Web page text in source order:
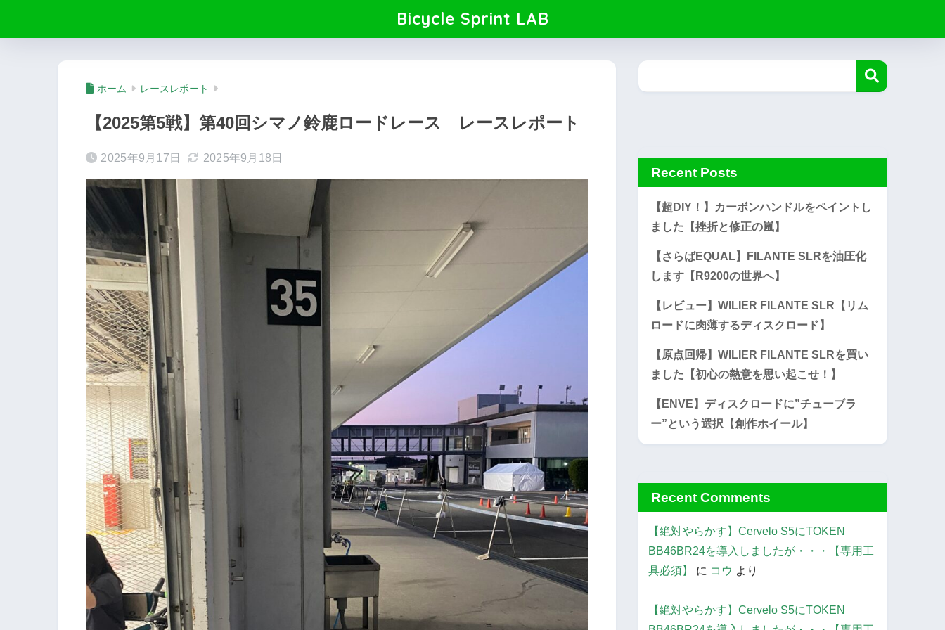
Bicycle Sprint LAB
ホーム レースレポート
【2025第5戦】第40回シマノ鈴鹿ロードレース レースレポート
2025年9月17日 2025年9月18日
Recent Posts
【超DIY！】カーボンハンドルをペイントし
ました【挫折と修正の嵐】
【さらばEQUAL】FILANTE SLRを油圧化
します【R9200の世界へ】
【レビュー】WILIER FILANTE SLR【リム
ロードに肉薄するディスクロード】
【原点回帰】WILIER FILANTE SLRを買い
ました【初心の熱意を思い起こせ！】
【ENVE】ディスクロードに”チューブラ
ー”という選択【創作ホイール】
Recent Comments
【絶対やらかす】Cervelo S5にTOKEN
BB46BR24を導入しましたが・・・【専用工
具必須】
に コウ より
【絶対やらかす】Cervelo S5にTOKEN